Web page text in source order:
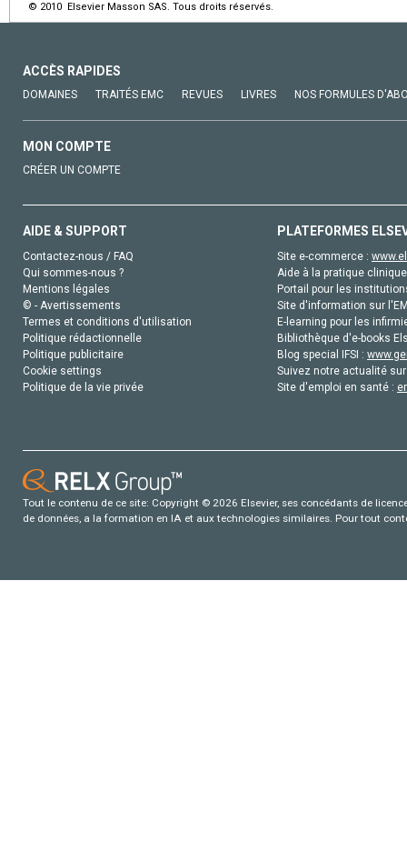
© 2010 Elsevier Masson SAS. Tous droits réservés.
ACCÈS RAPIDES
DOMAINES TRAITÉS EMC REVUES LIVRES NOS FORMULES
MON COMPTE
CRÉER UN COMPTE
AIDE & SUPPORT
Contactez-nous / FAQ
Qui sommes-nous ?
Mentions légales
© - Avertissements
Termes et conditions d'utilisation
Politique rédactionnelle
Politique publicitaire
Cookie settings
Politique de la vie privée
PLATEFORMES
Site e-commerce :
Aide à la pratique
Portail pour les
Site d'information sur
E-learning pour les
Bibliothèque d'e-books
Blog special IFSI :
Suivez notre actualité
Site d'emploi en santé :
Tout le contenu de ce site: Copyright © 2026 Elsevier, ses concédants de
de données, a la formation en IA et aux technologies similaires. Pour tout